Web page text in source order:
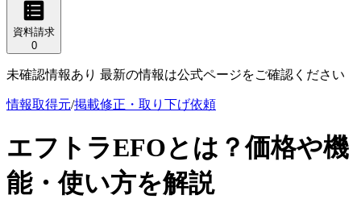
資料請求
0
未確認情報あり 最新の情報は公式ページをご確認ください
情報取得元/掲載修正・取り下げ依頼
エフトラEFOとは？価格や機
能・使い方を解説